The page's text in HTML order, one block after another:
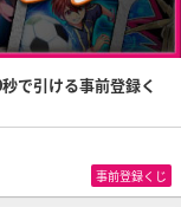
で引ける事前登録く
事前登録くじ